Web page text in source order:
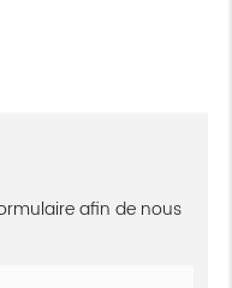
afin de nous